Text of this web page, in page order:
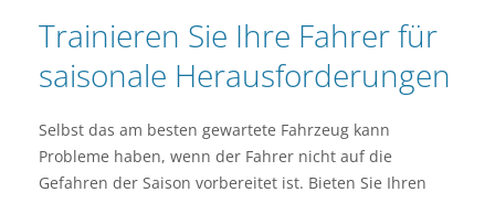
Trainieren Sie Ihre Fahrer für
saisonale Herausforderungen
Selbst das am besten gewartete Fahrzeug kann
Probleme haben, wenn der Fahrer nicht auf die
Gefahren der Saison vorbereitet ist. Bieten Sie Ihren